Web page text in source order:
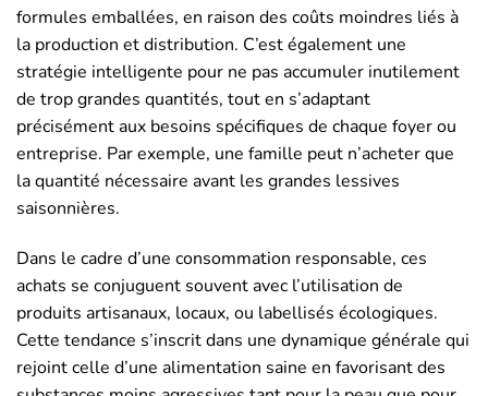
formules emballées, en raison des coûts moindres liés à
la production et distribution. C’est également une
stratégie intelligente pour ne pas accumuler inutilement
de trop grandes quantités, tout en s’adaptant
précisément aux besoins spécifiques de chaque foyer ou
entreprise. Par exemple, une famille peut n’acheter que
la quantité nécessaire avant les grandes lessives
saisonnières.
Dans le cadre d’une consommation responsable, ces
achats se conjuguent souvent avec l’utilisation de
produits artisanaux, locaux, ou labellisés écologiques.
Cette tendance s’inscrit dans une dynamique générale qui
rejoint celle d’une alimentation saine en favorisant des